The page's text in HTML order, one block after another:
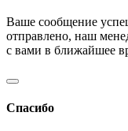
Ваше сообщение
отправлено, наш
с вами в ближайшее
Спасибо